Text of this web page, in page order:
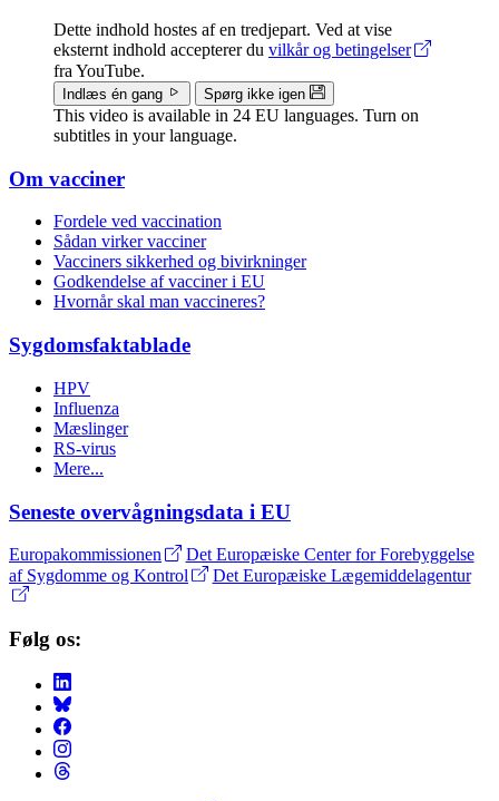
Dette indhold hostes af en tredjepart. Ved at vise
eksternt indhold accepterer du vilkår og betingelser
fra YouTube.
Indlæs én gang Spørg ikke igen
This video is available in 24 EU languages. Turn on
subtitles in your language.
menu
Om vacciner
Fordele ved vaccination
Sådan virker vacciner
Vacciners sikkerhed og bivirkninger
Godkendelse af vacciner i EU
Hvornår skal man vaccineres?
Sygdomsfaktablade
HPV
Influenza
Mæslinger
RS-virus
Mere...
Seneste overvågningsdata i EU
Europakommissionen
Det Europæiske Center for Forebyggelse
af Sygdomme og Kontrol
Det Europæiske Lægemiddelagentur
Følg os: